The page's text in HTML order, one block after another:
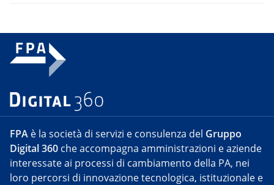
FPA è la società di servizi e consulenza del Gruppo
Digital 360 che accompagna amministrazioni e aziende
interessate ai processi di cambiamento della PA, nei
loro percorsi di innovazione tecnologica, istituzionale e